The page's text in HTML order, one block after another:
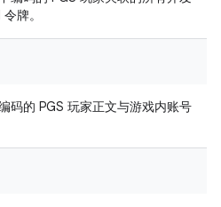
牌。
码的 PGS 玩家正文与游戏内账号